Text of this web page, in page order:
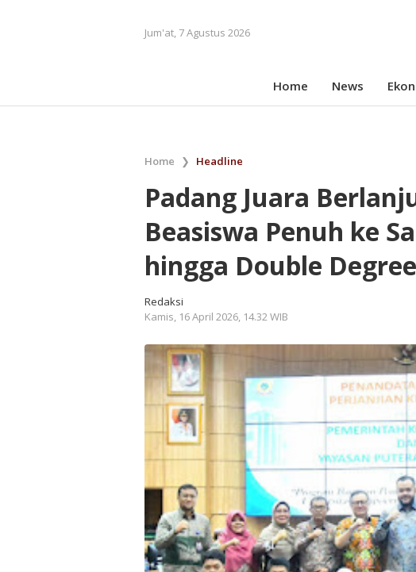
Jum'at, 7 Agustus 2026
Home News
Home ❯ Headline
Padang Juara
Beasiswa Penuh ke
hingga Double
Redaksi
Kamis, 16 April 2026, 14.32 WIB